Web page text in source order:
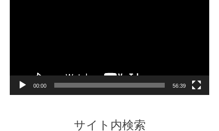
00:00 56:39
サイト内検索